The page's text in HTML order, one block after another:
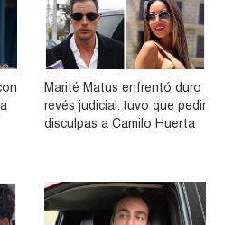
Marité Matus enfrentó duro
revés judicial: tuvo que pedir
disculpas a Camilo Huerta